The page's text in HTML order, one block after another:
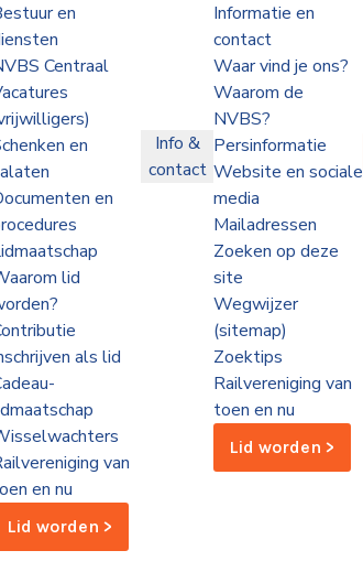
en
Centraal
en
en
lid
als lid
van
en nu
Lid worden >
Info &
contact
Informatie en
contact
Waar vind je ons?
Waarom de
NVBS?
Persinformatie
Website en sociale
media
Mailadressen
Zoeken op deze
site
Wegwijzer
(sitemap)
Zoektips
Railvereniging van
toen en nu
Lid worden >